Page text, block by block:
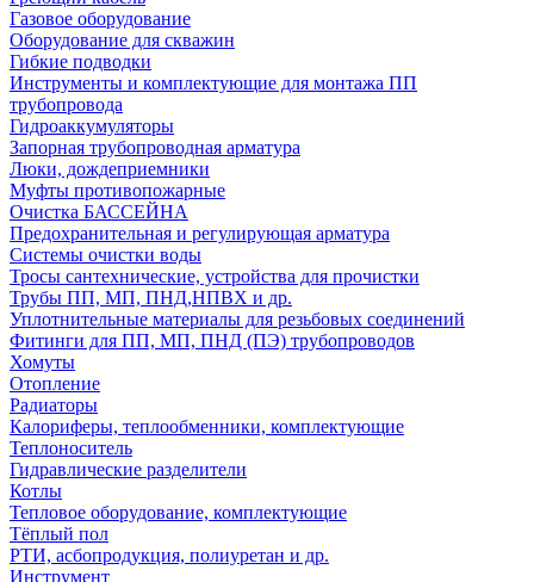
Газовое оборудование
Оборудование для скважин
Гибкие подводки
Инструменты и комплектующие для монтажа ПП
трубопровода
Гидроаккумуляторы
Запорная трубопроводная арматура
Люки, дождеприемники
Муфты противопожарные
Очистка БАССЕЙНА
Предохранительная и регулирующая арматура
Системы очистки воды
Тросы сантехнические, устройства для прочистки
Трубы ПП, МП, ПНД,НПВХ и др.
Уплотнительные материалы для резьбовых соединений
Фитинги для ПП, МП, ПНД (ПЭ) трубопроводов
Хомуты
Отопление
Радиаторы
Калориферы, теплообменники, комплектующие
Теплоноситель
Гидравлические разделители
Котлы
Тепловое оборудование, комплектующие
Тёплый пол
РТИ, асбопродукция, полиуретан и др.
Инструмент